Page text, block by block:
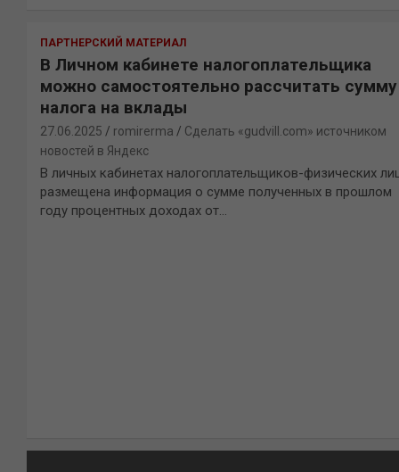
ПАРТНЕРСКИЙ МАТЕРИАЛ
В Личном кабинете налогоплательщика
можно самостоятельно рассчитать сумму
налога на вклады
27.06.2025 romirerma
Сделать «gudvill.com» источником
новостей в Яндекс
В личных кабинетах налогоплательщиков-физических
размещена информация о сумме полученных в прошлом
году процентных доходах от…